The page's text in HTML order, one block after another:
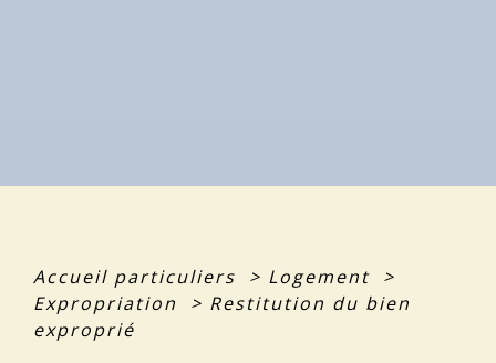
Accueil particuliers > Logement >
Expropriation
> Restitution du bien
exproprié